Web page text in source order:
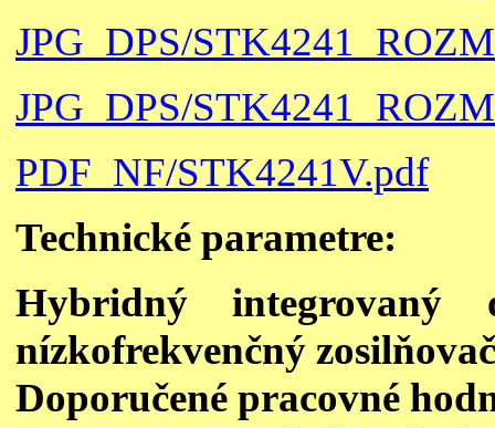
JPG_DPS/
JPG_DPS/
PDF_NF/STK4241V.pdf
Technické parametre:
Hybridný
nízkofrekvenčný
Doporučené pracovné